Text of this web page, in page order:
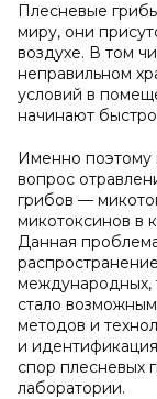
Плесневые
миру, они
воздухе. В том
неправильном
условий в
начинают
Именно поэтому
вопрос
грибов —
микотоксинов в
Данная
международных,
стало
методов и
и
спор плесневых
лаборатории.